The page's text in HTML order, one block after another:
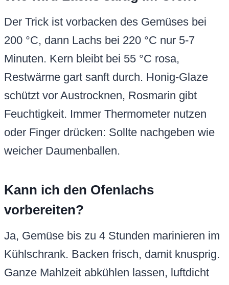
Der Trick ist vorbacken des Gemüses bei
200 °C, dann Lachs bei 220 °C nur 5-7
Minuten. Kern bleibt bei 55 °C rosa,
Restwärme gart sanft durch. Honig-Glaze
schützt vor Austrocknen, Rosmarin gibt
Feuchtigkeit. Immer Thermometer nutzen
oder Finger drücken: Sollte nachgeben wie
weicher Daumenballen.
Kann ich den Ofenlachs
vorbereiten?
Ja, Gemüse bis zu 4 Stunden marinieren im
Kühlschrank. Backen frisch, damit knusprig.
Ganze Mahlzeit abkühlen lassen, luftdicht